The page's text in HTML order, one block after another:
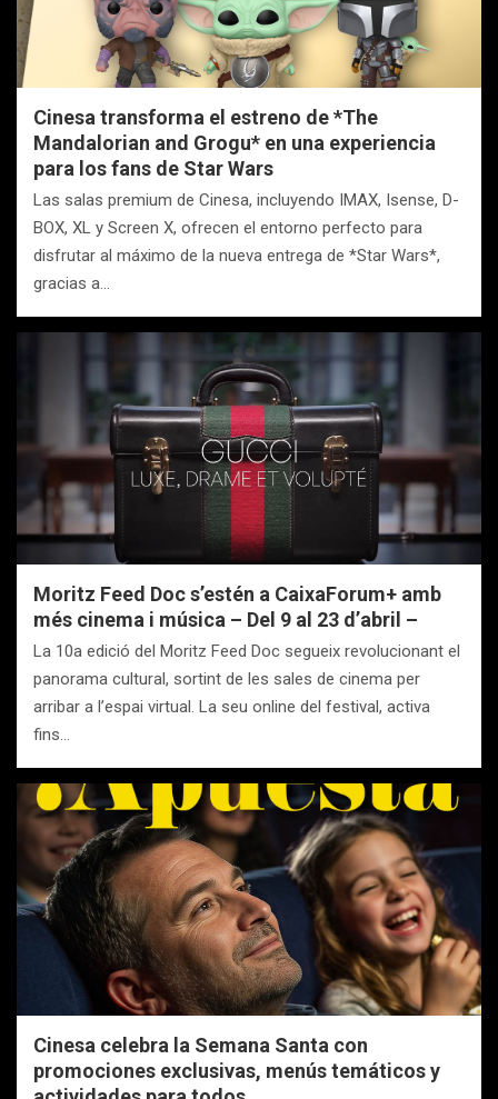
Cinesa transforma el estreno de *The
Mandalorian and Grogu* en una experiencia
para los fans de Star Wars
Las salas premium de Cinesa, incluyendo IMAX, Isense, D-
BOX, XL y Screen X, ofrecen el entorno perfecto para
disfrutar al máximo de la nueva entrega de *Star Wars*,
gracias a…
Moritz Feed Doc s’estén a CaixaForum+ amb
més cinema i música – Del 9 al 23 d’abril –
La 10a edició del Moritz Feed Doc segueix revolucionant el
panorama cultural, sortint de les sales de cinema per
arribar a l’espai virtual. La seu online del festival, activa
fins…
Cinesa celebra la Semana Santa con
promociones exclusivas, menús temáticos y